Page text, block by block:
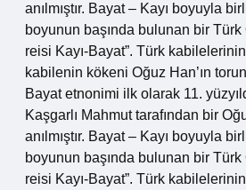
anılmıştır. Bayat – Kayı boyuyla
boyunun başında bulunan bir
reisi Kayı-Bayat”. Türk
kabilenin kökeni Oğuz Han’ın
Bayat etnonimi ilk olarak 11.
Kaşgarlı Mahmut tarafından bir
anılmıştır. Bayat – Kayı boyuyla
boyunun başında bulunan bir
reisi Kayı-Bayat”. Türk